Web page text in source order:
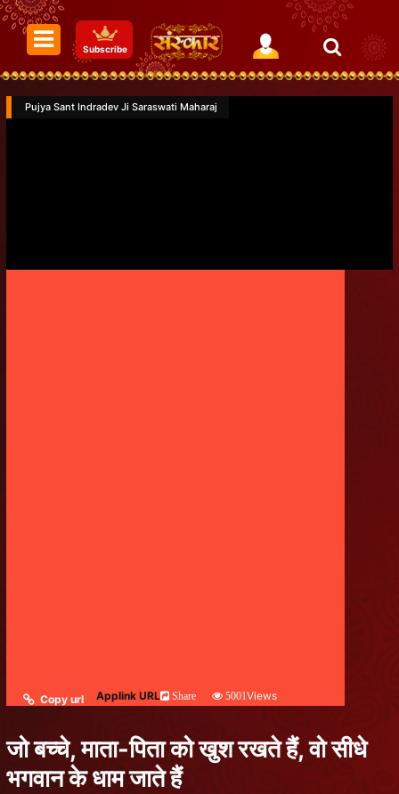
Subscribe
Pujya Sant Indradev Ji Saraswati Maharaj
Copy url Applink URL Share 5001 Views
जो बच्चे, माता-पिता को खुश रखते हैं, वो सीधे
भगवान के धाम जाते हैं